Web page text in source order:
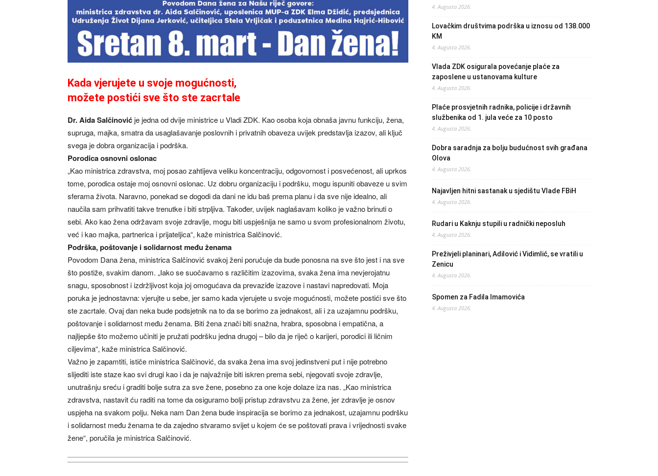
Kada vjerujete u svoje mogućnosti,
možete postići sve što ste zacrtale
Dr. Aida Salčinovićje jedna od dvije ministrice u Vladi ZDK. Kao osoba koja obnaša javnu funkciju, žena,
supruga, majka, smatra da usaglašavanje poslovnih i privatnih obaveza uvijek predstavlja izazov, ali ključ
svega je dobra organizacija i podrška.
Porodica osnovni oslonac
„Kao ministrica zdravstva, moj posao zahtijeva veliku koncentraciju, odgovornost i posvećenost, ali uprkos
tome, porodica ostaje moj osnovni oslonac. Uz dobru organizaciju i podršku, mogu ispuniti obaveze u svim
sferama života. Naravno, ponekad se dogodi da dani ne idu baš prema planu i da sve nije idealno, ali
naučila sam prihvatiti takve trenutke i biti strpljiva. Također, uvijek naglašavam koliko je važno brinuti o
sebi. Ako kao žena održavam svoje zdravlje, mogu biti uspješnija ne samo u svom profesionalnom životu,
već i kao majka, partnerica i prijateljica“, kaže ministrica Salčinović.
Podrška, poštovanje i solidarnost među ženama
Povodom Dana žena, ministrica Salčinović svakoj ženi poručuje da bude ponosna na sve što jest i na sve
što postiže, svakim danom. „Iako se suočavamo s različitim izazovima, svaka žena ima nevjerojatnu
snagu, sposobnost i izdržljivost koja joj omogućava da prevaziđe izazove i nastavi napredovati. Moja
poruka je jednostavna: vjerujte u sebe, jer samo kada vjerujete u svoje mogućnosti, možete postići sve što
ste zacrtale. Ovaj dan neka bude podsjetnik na to da se borimo za jednakost, ali i za uzajamnu podršku,
poštovanje i solidarnost među ženama. Biti žena znači biti snažna, hrabra, sposobna i empatična, a
najljepše što možemo učiniti je pružati podršku jedna drugoj – bilo da je riječ o karijeri, porodici ili ličnim
ciljevima“, kaže ministrica Salčinović.
Važno je zapamtiti, ističe ministrica Salčinović, da svaka žena ima svoj jedinstveni put i nije potrebno
slijediti iste staze kao svi drugi kao i da je najvažnije biti iskren prema sebi, njegovati svoje zdravlje,
unutrašnju sreću i graditi bolje sutra za sve žene, posebno za one koje dolaze iza nas. „Kao ministrica
zdravstva, nastavit ću raditi na tome da osiguramo bolji pristup zdravstvu za žene, jer zdravlje je osnov
uspjeha na svakom polju. Neka nam Dan žena bude inspiracija se borimo za jednakost, uzajamnu podršku
i solidarnost među ženama te da zajedno stvaramo svijet u kojem će se poštovati prava i vrijednosti svake
žene“, poručila je ministrica Salčinović.
4. Augusta 2026.
Lovačkim društvima podrška u iznosu od 138.000
KM
4. Augusta 2026.
Vlada ZDK osigurala povećanje plaće za
zaposlene u ustanovama kulture
4. Augusta 2026.
Plaće prosvjetnih radnika, policije i državnih
službenika od 1. jula veće za 10 posto
4. Augusta 2026.
Dobra saradnja za bolju budućnost svih građana
Olova
4. Augusta 2026.
Najavljen hitni sastanak u sjedištu Vlade FBiH
4. Augusta 2026.
Rudari u Kaknju stupili u radnički neposluh
4. Augusta 2026.
Preživjeli planinari, Adilović i Vidimlić, se vratili u
Zenicu
4. Augusta 2026.
Spomen za Fadila Imamovića
4. Augusta 2026.